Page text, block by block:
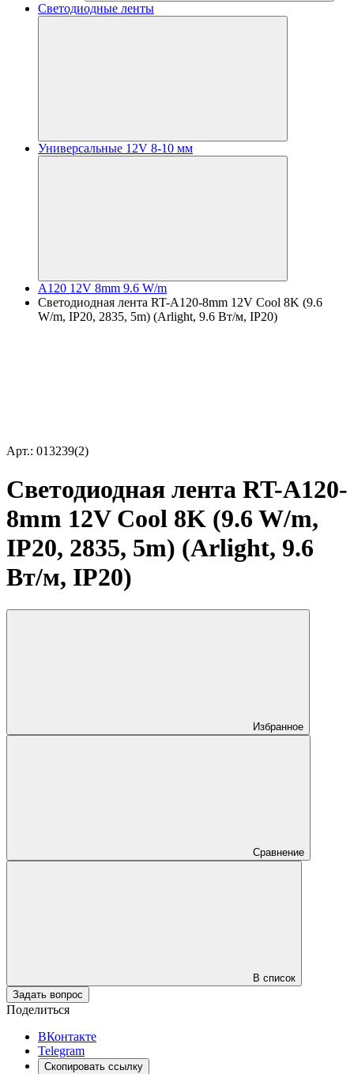
Светодиодные ленты
Универсальные 12V 8-10 мм
A120 12V 8mm 9.6 W/m
Светодиодная лента RT-A120-8mm 12V Cool 8K (9.6
W/m, IP20, 2835, 5m) (Arlight, 9.6 Вт/м, IP20)
Арт.: 013239(2)
Светодиодная лента RT-A120-
8mm 12V Cool 8K (9.6 W/m,
IP20, 2835, 5m) (Arlight, 9.6
Вт/м, IP20)
Избранное
Сравнение
В список
Задать вопрос
Поделиться
ВКонтакте
Telegram
Скопировать ссылку